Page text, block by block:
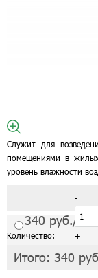
Служит для
помещениями в
уровень влажности
Количество:
-
+
340 руб./шт
Итого: 340